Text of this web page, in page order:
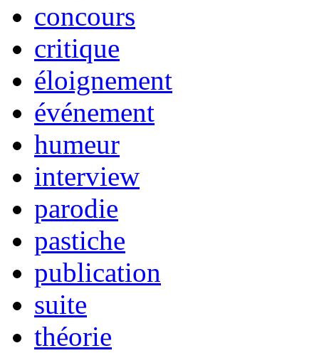
concours
critique
éloignement
événement
humeur
interview
parodie
pastiche
publication
suite
théorie